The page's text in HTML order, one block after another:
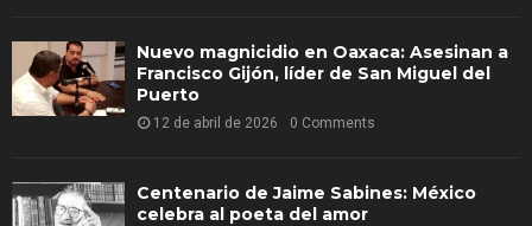
Nuevo magnicidio en Oaxaca: Asesinan a
Francisco Gijón, líder de San Miguel del
Puerto
12 de abril de 2026 0 Comments
Centenario de Jaime Sabines: México
celebra al poeta del amor